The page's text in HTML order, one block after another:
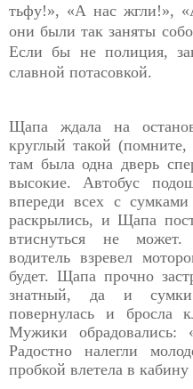
тьфу!», «А нас жгли!»,
они были так заняты
Если бы не полиция,
славной потасовкой.
Щапа ждала на
круглый такой
там была одна дверь
высокие. Автобус
впереди всех с
раскрылись, и Щапа
втиснуться не
водитель взревел
будет. Щапа прочно
знатный, да и
повернулась и бросла
Мужики обрадовались:
Радостно налегли
пробкой влетела в кабину